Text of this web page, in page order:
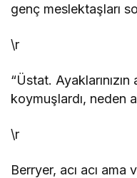
genç meslektaşları
\r
“Üstat.
koymuşlardı, neden
\r
Berryer, acı acı ama